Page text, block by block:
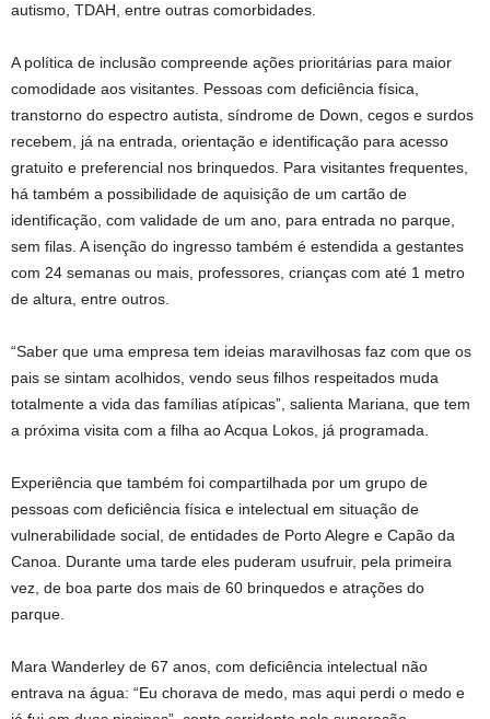
autismo, TDAH, entre outras comorbidades.
A política de inclusão compreende ações prioritárias para maior
comodidade aos visitantes. Pessoas com deficiência física,
transtorno do espectro autista, síndrome de Down, cegos e surdos
recebem, já na entrada, orientação e identificação para acesso
gratuito e preferencial nos brinquedos. Para visitantes frequentes,
há também a possibilidade de aquisição de um cartão de
identificação, com validade de um ano, para entrada no parque,
sem filas. A isenção do ingresso também é estendida a gestantes
com 24 semanas ou mais, professores, crianças com até 1 metro
de altura, entre outros.
“Saber que uma empresa tem ideias maravilhosas faz com que os
pais se sintam acolhidos, vendo seus filhos respeitados muda
totalmente a vida das famílias atípicas”, salienta Mariana, que tem
a próxima visita com a filha ao Acqua Lokos, já programada.
Experiência que também foi compartilhada por um grupo de
pessoas com deficiência física e intelectual em situação de
vulnerabilidade social, de entidades de Porto Alegre e Capão da
Canoa. Durante uma tarde eles puderam usufruir, pela primeira
vez, de boa parte dos mais de 60 brinquedos e atrações do
parque.
Mara Wanderley de 67 anos, com deficiência intelectual não
entrava na água: “Eu chorava de medo, mas aqui perdi o medo e